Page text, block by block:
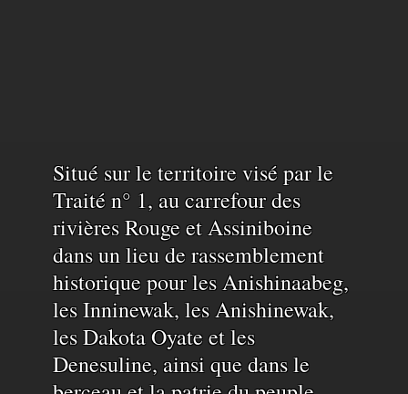
Reconnaissance
du
territoire
et
Situé sur le territoire visé par le
Traité n° 1, au carrefour des
rivières Rouge et Assiniboine
dans un lieu de rassemblement
historique pour les Anishinaabeg,
les Inninewak, les Anishinewak,
les Dakota Oyate et les
Denesuline, ainsi que dans le